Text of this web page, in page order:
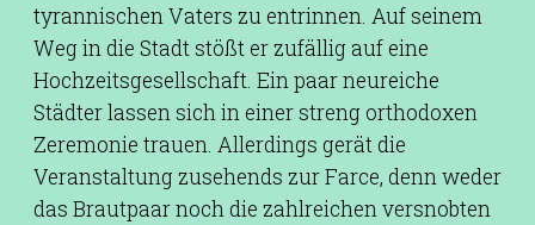
tyrannischen Vaters zu entrinnen. Auf seinem
Weg in die Stadt stößt er zufällig auf eine
Hochzeitsgesellschaft. Ein paar neureiche
Städter lassen sich in einer streng orthodoxen
Zeremonie trauen. Allerdings gerät die
Veranstaltung zusehends zur Farce, denn weder
das Brautpaar noch die zahlreichen versnobten